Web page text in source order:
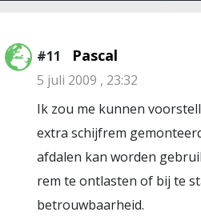
#11 Pascal
5 juli 2009 , 23:32
Ik zou me kunnen
extra schijfrem
afdalen kan worden
rem te ontlasten of bij te
betrouwbaarheid.